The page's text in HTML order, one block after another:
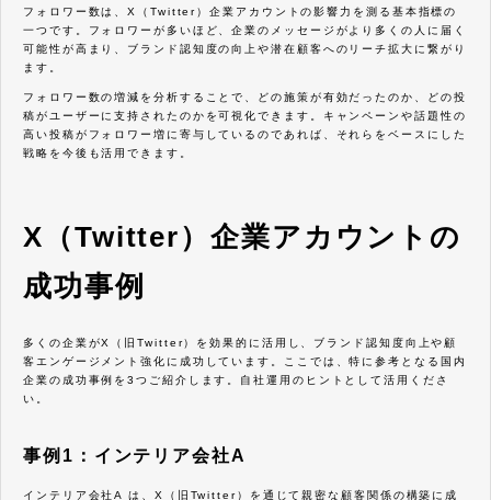
tter）エンゲージメントを最大限に活用するた
めの具体的な方法が理解できているはずです。
フォロワー数は、X（Twitter）企業アカウントの影響力を測る基本指標の
一つです。フォロワーが多いほど、企業のメッセージがより多くの人に届く
可能性が高まり、ブランド認知度の向上や潜在顧客へのリーチ拡大に繋がり
ます。
フォロワー数の増減を分析することで、どの施策が有効だったのか、どの投
稿がユーザーに支持されたのかを可視化できます。キャンペーンや話題性の
高い投稿がフォロワー増に寄与しているのであれば、それらをベースにした
戦略を今後も活用できます。
X（Twitter）企業アカウントの
成功事例
多くの企業がX（旧Twitter）を効果的に活用し、ブランド認知度向上や顧
客エンゲージメント強化に成功しています。ここでは、特に参考となる国内
企業の成功事例を3つご紹介します。自社運用のヒントとして活用くださ
い。
事例1：インテリア会社A
インテリア会社A は、X（旧Twitter）を通じて親密な顧客関係の構築に成